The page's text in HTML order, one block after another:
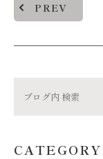
PREV
CATEGORY